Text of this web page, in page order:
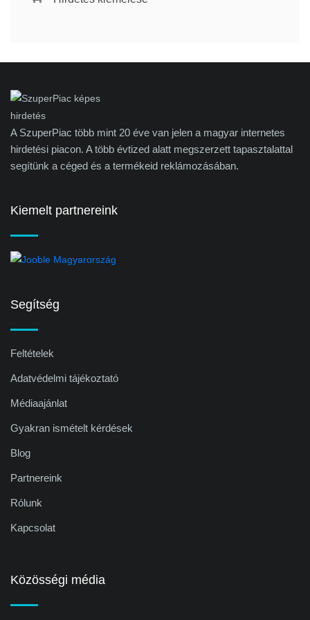
A SzuperPiac több mint 20 éve van jelen a magyar internetes
hirdetési piacon. A több évtized alatt megszerzett tapasztalattal
segítünk a céged és a termékeid reklámozásában.
Kiemelt partnereink
Segítség
Feltételek
Adatvédelmi tájékoztató
Médiaajánlat
Gyakran ismételt kérdések
Blog
Partnereink
Rólunk
Kapcsolat
Közösségi média